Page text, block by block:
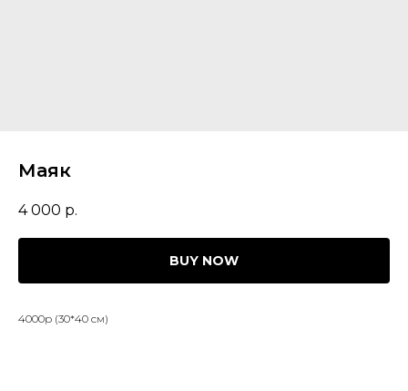
Маяк
4 000 р.
BUY NOW
4000р (30*40 см)